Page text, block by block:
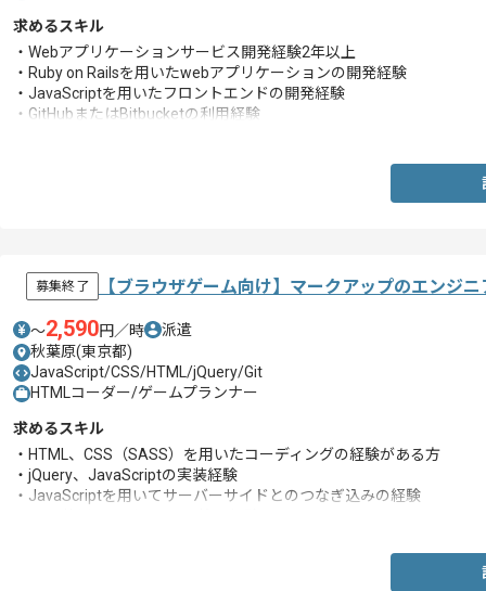
求めるスキル
・Webアプリケーションサービス開発経験2年以上
・Ruby on Railsを用いたwebアプリケーションの開発経験
・JavaScriptを用いたフロントエンドの開発経験
・GitHubまたはBitbucketの利用経験
募集終了 【ブラウザゲーム向け】マークアップのエンジ
〜2,590円／時
派遣
秋葉原(東京都)
JavaScript/CSS/HTML/jQuery/Git
HTMLコーダー/ゲームプランナー
求めるスキル
・HTML、CSS（SASS）を用いたコーディングの経験がある方
・jQuery、JavaScriptの実装経験
・JavaScriptを用いてサーバーサイドとのつなぎ込みの経験